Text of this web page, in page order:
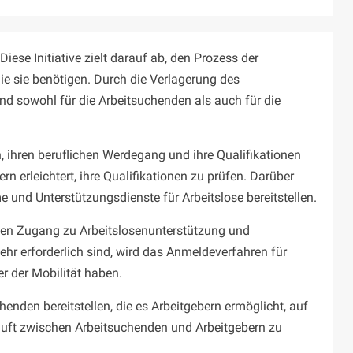
Initiative zielt darauf ab, den Prozess der
sie benötigen. Durch die Verlagerung des
sowohl für die Arbeitsuchenden als auch für die
beruflichen Werdegang und ihre Qualifikationen
erleichtert, ihre Qualifikationen zu prüfen. Darüber
Unterstützungsdienste für Arbeitslose bereitstellen.
Zugang zu Arbeitslosenunterstützung und
erforderlich sind, wird das Anmeldeverfahren für
der Mobilität haben.
bereitstellen, die es Arbeitgebern ermöglicht, auf
zwischen Arbeitsuchenden und Arbeitgebern zu